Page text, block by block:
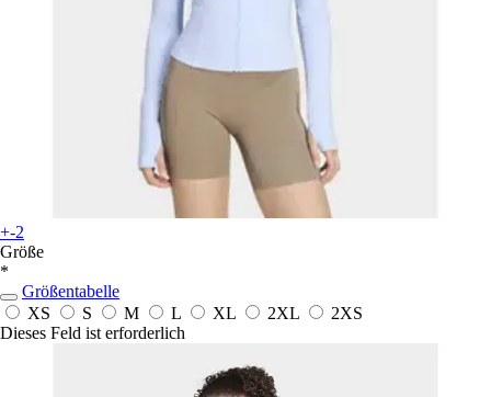
+-2
Größe
*
Größentabelle
XS
S M L XL 2XL
2XS
Dieses Feld ist erforderlich